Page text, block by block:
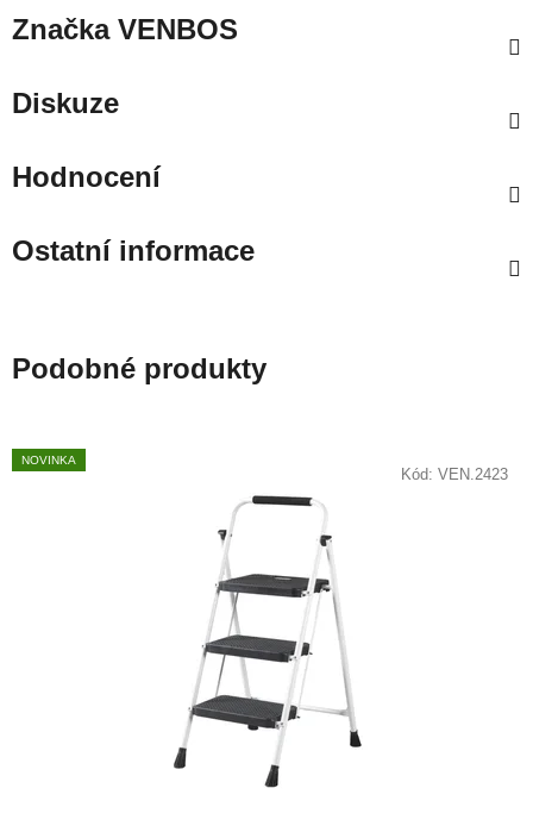
ZnačkaVENBOS
Diskuze
Hodnocení
Ostatní informace
Podobné produkty
NOVINKA
Kód: VEN.2423